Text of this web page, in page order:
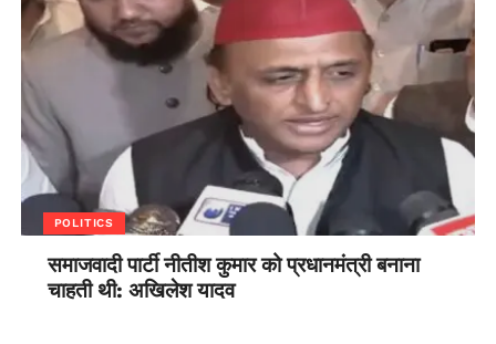
POLITICS
समाजवादी पार्टी नीतीश कुमार को प्रधानमंत्री बनाना
चाहती थी: अखिलेश यादव